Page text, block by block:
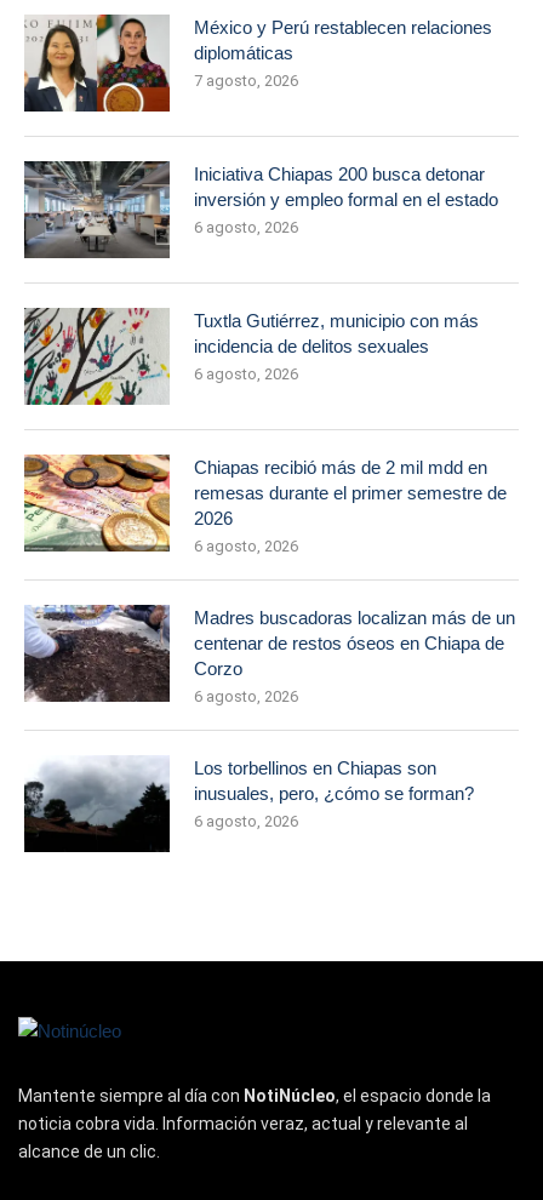
México y Perú restablecen relaciones
diplomáticas
7 agosto, 2026
Iniciativa Chiapas 200 busca detonar
inversión y empleo formal en el estado
6 agosto, 2026
Tuxtla Gutiérrez, municipio con más
incidencia de delitos sexuales
6 agosto, 2026
Chiapas recibió más de 2 mil mdd en
remesas durante el primer semestre de
2026
6 agosto, 2026
Madres buscadoras localizan más de un
centenar de restos óseos en Chiapa de
Corzo
6 agosto, 2026
Los torbellinos en Chiapas son
inusuales, pero, ¿cómo se forman?
6 agosto, 2026
Mantente siempre al día con NotiNúcleo, el espacio donde la
noticia cobra vida. Información veraz, actual y relevante al
alcance de un clic.